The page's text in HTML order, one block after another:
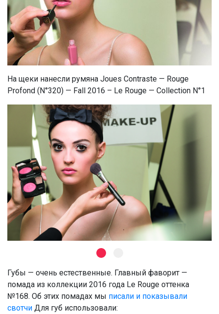
На щеки нанесли румяна Joues Contraste — Rouge
Profond (N°320) — Fall 2016 – Le Rouge — Collection N°1
Губы — очень естественные. Главный фаворит —
помада из коллекции 2016 года Le Rouge оттенка
№168. Об этих помадах мы писали и показывали
свотчи Для губ использовали: